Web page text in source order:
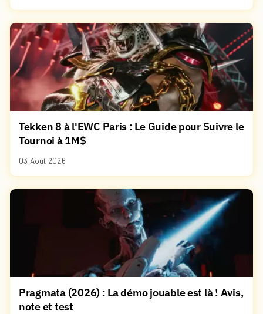
Tekken 8 à l'EWC Paris : Le Guide pour Suivre le
Tournoi à 1M$
03 Août 2026
Pragmata (2026) : La démo jouable est là ! Avis,
note et test